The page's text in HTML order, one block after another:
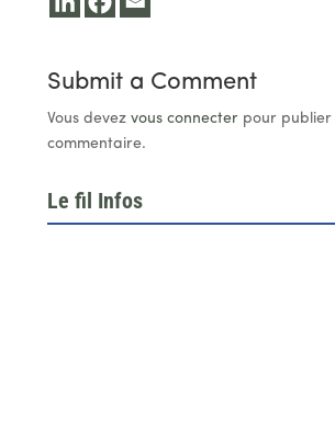
Submit a Comment
Vous devez vous connecterpour publier
commentaire.
Le fil Infos